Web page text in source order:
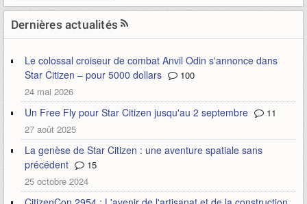
Dernières actualités
Le colossal croiseur de combat Anvil Odin s'annonce dans
Star Citizen – pour 5000 dollars
100
24 mai 2026
Un Free Fly pour Star Citizen jusqu'au 2 septembre
11
27 août 2025
La genèse de Star Citizen : une aventure spatiale sans
précédent
15
25 octobre 2024